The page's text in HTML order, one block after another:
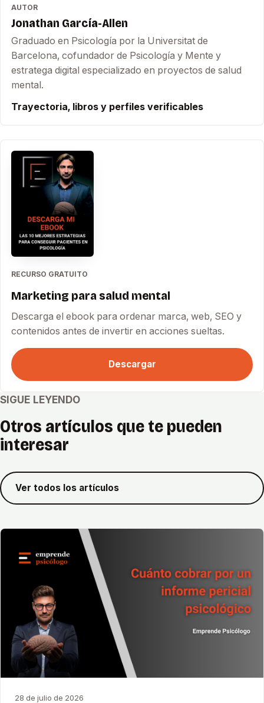
AUTOR
Jonathan García-Allen
Graduado en Psicología por la Universitat de
Barcelona, cofundador de Psicología y Mente y
estratega digital especializado en proyectos de salud
mental.
Trayectoria, libros y perfiles verificables
RECURSO GRATUITO
Marketing para salud mental
Descarga el ebook para ordenar marca, web, SEO y
contenidos antes de invertir en acciones sueltas.
Descargar
SIGUE LEYENDO
Otros artículos que te pueden
interesar
Ver todos los artículos
28 de julio de 2026